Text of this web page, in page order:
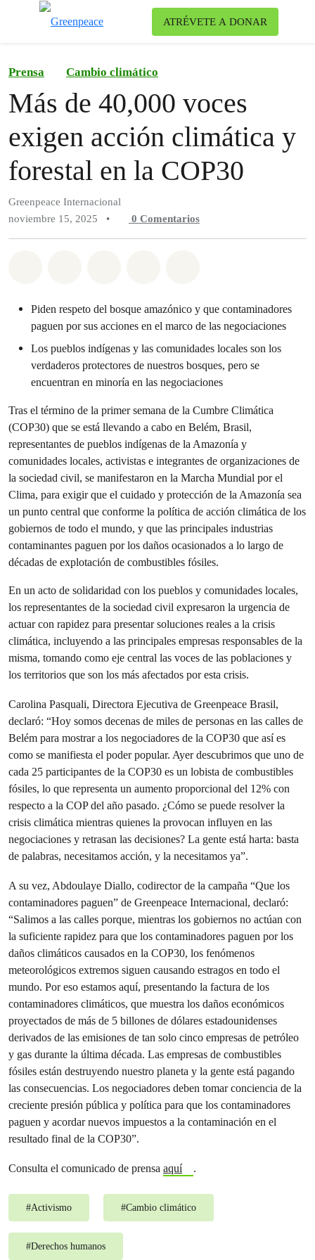
ATRÉVETE A DONAR
Prensa Cambio climático
Más de 40,000 voces
exigen acción climática y
forestal en la COP30
Greenpeace Internacional
noviembre 15, 2025
• 0 Comentarios
Piden respeto del bosque amazónico y que contaminadores
paguen por sus acciones en el marco de las negociaciones
Los pueblos indígenas y las comunidades locales son los
verdaderos protectores de nuestros bosques, pero se
encuentran en minoría en las negociaciones
Tras el término de la primer semana de la Cumbre Climática
(COP30) que se está llevando a cabo en Belém, Brasil,
representantes de pueblos indígenas de la Amazonía y
comunidades locales, activistas e integrantes de organizaciones de
la sociedad civil, se manifestaron en la Marcha Mundial por el
Clima, para exigir que el cuidado y protección de la Amazonía sea
un punto central que conforme la política de acción climática de los
gobiernos de todo el mundo, y que las principales industrias
contaminantes paguen por los daños ocasionados a lo largo de
décadas de explotación de combustibles fósiles.
En un acto de solidaridad con los pueblos y comunidades locales,
los representantes de la sociedad civil expresaron la urgencia de
actuar con rapidez para presentar soluciones reales a la crisis
climática, incluyendo a las principales empresas responsables de la
misma, tomando como eje central las voces de las poblaciones y
los territorios que son los más afectados por esta crisis.
Carolina Pasquali, Directora Ejecutiva de Greenpeace Brasil,
declaró: “Hoy somos decenas de miles de personas en las calles de
Belém para mostrar a los negociadores de la COP30 que así es
como se manifiesta el poder popular. Ayer descubrimos que uno de
cada 25 participantes de la COP30 es un lobista de combustibles
fósiles, lo que representa un aumento proporcional del 12% con
respecto a la COP del año pasado. ¿Cómo se puede resolver la
crisis climática mientras quienes la provocan influyen en las
negociaciones y retrasan las decisiones? La gente está harta: basta
de palabras, necesitamos acción, y la necesitamos ya”.
A su vez, Abdoulaye Diallo, codirector de la campaña “Que los
contaminadores paguen” de Greenpeace Internacional, declaró:
“Salimos a las calles porque, mientras los gobiernos no actúan con
la suficiente rapidez para que los contaminadores paguen por los
daños climáticos causados ​​en la COP30, los fenómenos
meteorológicos extremos siguen causando estragos en todo el
mundo. Por eso estamos aquí, presentando la factura de los
contaminadores climáticos, que muestra los daños económicos
proyectados de más de 5 billones de dólares estadounidenses
derivados de las emisiones de tan solo cinco empresas de petróleo
y gas durante la última década. Las empresas de combustibles
fósiles están destruyendo nuestro planeta y la gente está pagando
las consecuencias. Los negociadores deben tomar conciencia de la
creciente presión pública y política para que los contaminadores
paguen y acordar nuevos impuestos a la contaminación en el
resultado final de la COP30”.
Consulta el comunicado de prensa aquí .
#Activismo #Cambio climático
#Derechos humanos